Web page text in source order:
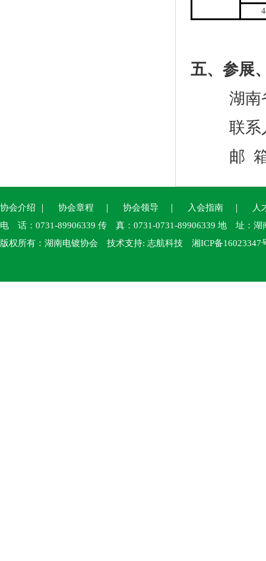
4
五、参展
湖南
联系
邮
协会介绍 协会章程 协会领导 入会指南
人
电 话：0731-89906339 传 真：0731-0731-89906339 地 址：湖
版权所有：湖南电镀协会 技术支持: 志航科技 湘ICP备16023347